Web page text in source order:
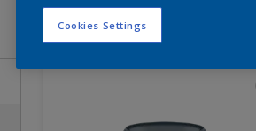
36produkter funnet
Cookies Settings